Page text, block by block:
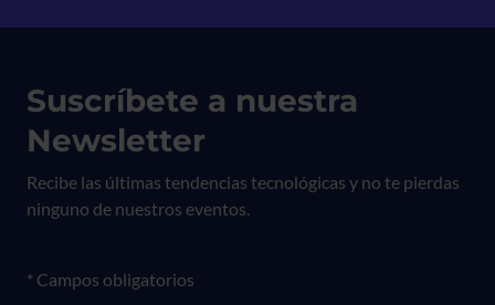
Suscríbete a nuestra
Newsletter
Recibe las últimas tendencias tecnológicas y no te pierdas
ninguno de nuestros eventos.
Formulario newsletter
* Campos obligatorios